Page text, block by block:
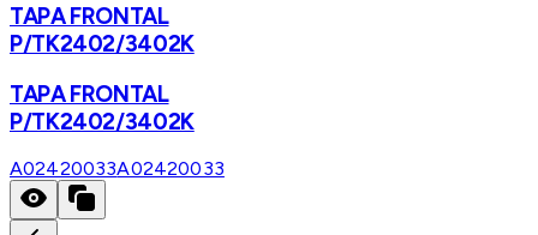
TAPA FRONTAL
P/TK2402/3402K
TAPA FRONTAL
P/TK2402/3402K
A02420033A02420033